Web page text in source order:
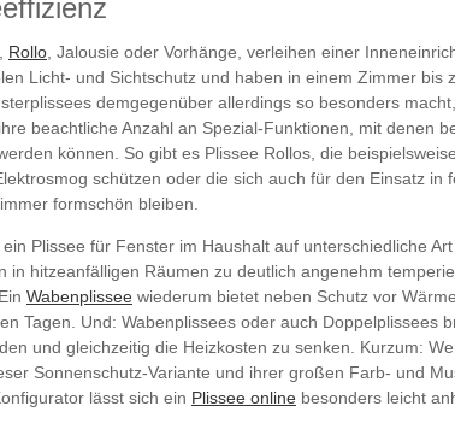
Rollo , Jalousie oder Vorhänge, verleihen einer
Licht- und Sichtschutz und haben in einem Zimmer
demgegenüber allerdings so besonders
beachtliche Anzahl an Spezial-Funktionen, mit denen
können. So gibt es Plissee Rollos, die
schützen oder die sich auch für den Einsatz
formschön bleiben.
Plissee für Fenster im Haushalt auf unterschiedliche
in hitzeanfälligen Räumen zu deutlich angenehm
Wabenplissee wiederum bietet neben Schutz vor
Tagen. Und: Wabenplissees oder auch Doppelplissees
und gleichzeitig die Heizkosten zu senken. Kurzum:
Sonnenschutz-Variante und ihrer großen Farb- und
lässt sich ein Plissee online besonders leicht